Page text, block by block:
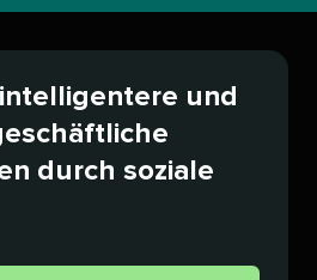
intelligentere und
durch soziale